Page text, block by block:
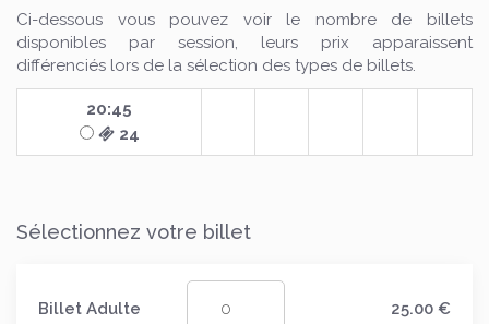
Ci-dessous vous pouvez voir le nombre de billets
disponibles par session, leurs prix apparaissent
différenciés lors de la sélection des types de billets.
20:45
24
Sélectionnez votre billet
Billet Adulte 25.00 €